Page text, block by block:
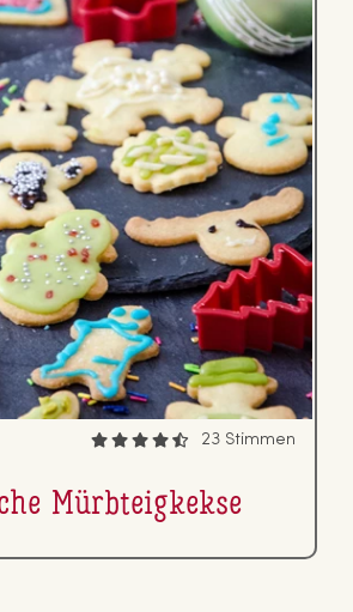
23 Stimmen
Mürb­teig­kek­se